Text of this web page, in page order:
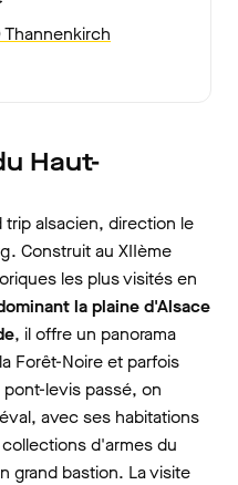
Haut-
alsacien, direction le
. Construit au XIIème
les plus visités en
la plaine d'Alsace
, il offre un panorama
Forêt-Noire et parfois
levis passé, on
avec ses habitations
d'armes du
grand bastion. La visite